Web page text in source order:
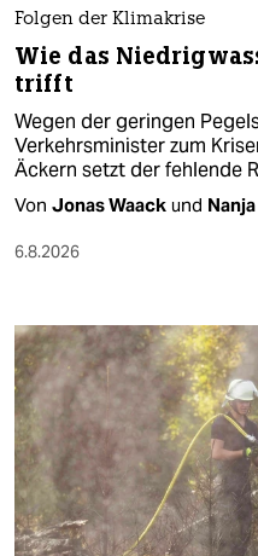
Folgen der Klimakrise
Wie das
trifft
Wegen der geringen
Verkehrsminister zum
Äckern setzt der fehlende
Von Jonas Waack und
6.8.2026